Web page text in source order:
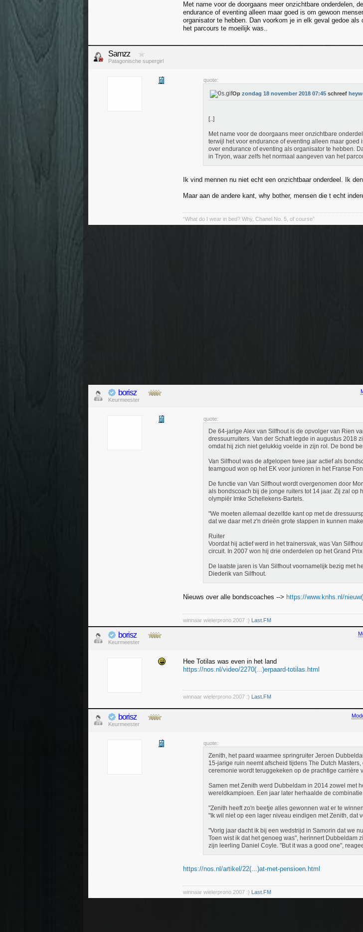
Met name voor de doorgaans meer onzichtbare onderdelen,
endurance of eventing alleen maar goed is om gewoon
organisator te hebben. Dan voorkom je in elk geval gedoe
het parcours te moeilijk was..
Samzz
Patagonische supergirl
quote:
Op zondag 18 november 2018 07:45 schreef
[..]
Met name voor de doorgaans meer onzichtbare
terwijl het voor endurance of eventing alleen maar
over endurance of eventing als organisator te hebben.
in Tryon, waar zelfs het normaal aangeven van het
Ik vind mennen nu niet echt een onzichtbaar onderdeel. Ik
Maar aan de andere kant, why bother, mensen die t echt
“What do I wear in bed? Why, Chanel No. 5, of course”
borisz
Keurmeester
quote:
De 64-jarige Alex van Silfhout is de opvolger van Rien
dressuurruiters. Van der Schaft legde in augustus 2018
omdat hij zich niet gelukkig voelde in zijn rol. De bond
Van Silfhout was de afgelopen twee jaar actief als
teamgoud won op het EK voor junioren in het Franse
De functie van Van Silfhout wordt overgenomen door
als bondscoach bij de jonge ruiters tot 14 jaar. Zij zal
olympiër Imke Schellekens-Bartels.
"We moeten allemaal dezelfde kant op met de
dat we daar met z'n drieën grote stappen in kunnen
Ruiter
Voordat hij actief werd in het trainersvak, was Van
circuit. In 2007 won hij drie onderdelen op het Grand
De laatste jaren is Van Silfhout voornamelijk bezig met
Diederik van Silfhout.
Nieuws over alle bondscoaches --> https://www.knhs.nl/
winnaar wielerprono 2007 :) Last.FM
borisz
Keurmeester
Hee Totilas was even in het land
https://nos.nl/video/2270(...)erpaard-totilas.html
winnaar wielerprono 2007 :) Last.FM
borisz
Keurmeester
quote:
Zenith, het paard waarmee springruiter Jeroen
15-jarige ruin neemt afscheid tijdens The Dutch
ceremonie wordt teruggekeken op de prachtige carrière
Samen met Zenith werd Dubbeldam in 2014 zowel met
wereldkampioen. Een jaar later herhaalde de
"Zenith heeft zo'n beetje alles gewonnen wat er te
"Ik wil niet op een lager niveau eindigen met Zenith, dat
"Vorig jaar dacht ik bij een wedstrijd in Samorin dat we
Toen wist ik dat het genoeg was", herinnert Dubbeldam
zijn leerling Daniel Coyle. "But it was a good one",
https://nos.nl/artikel/22(...)at-met-pensioen.html
winnaar wielerprono 2007 :) Last.FM